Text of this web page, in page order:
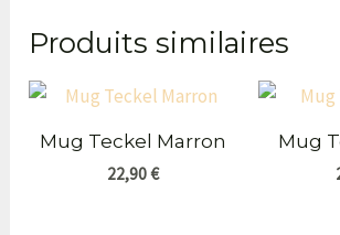
Produits similaires
Mug Teckel Marron
22,90€
Mug